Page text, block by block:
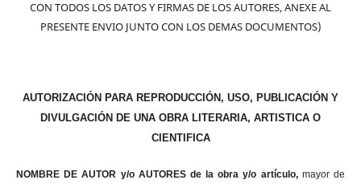
CON TODOS LOS DATOS Y FIRMAS DE LOS AUTORES, ANEXE AL
PRESENTE ENVIO JUNTO CON LOS DEMAS DOCUMENTOS)
AUTORIZACIÓN PARA REPRODUCCIÓN, USO, PUBLICACIÓN Y
DIVULGACIÓN DE UNA OBRA LITERARIA, ARTISTICA O
CIENTIFICA
NOMBRE DE AUTOR y/o AUTORES de la obra y/o artículo, mayor de